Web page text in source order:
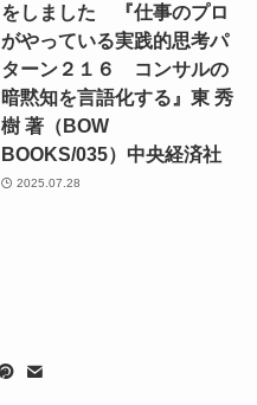
をしました 『仕事のプロ
がやっている実践的思考パ
ターン２１６ コンサルの
暗黙知を言語化する』東 秀
樹 著（BOW
BOOKS/035）中央経済社
2025.07.28